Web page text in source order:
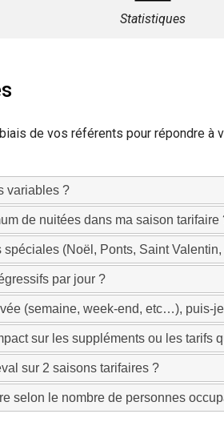
Statistiques
de vos référents pour répondre à
variables ?
de nuitées dans ma saison tarifaire
spéciales (Noël, Ponts, Saint
par jour ?
(semaine, week-end, etc…), puis-
sur les suppléments ou les tarifs
sur 2 saisons tarifaires ?
selon le nombre de personnes